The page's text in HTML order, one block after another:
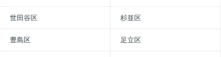
世田谷区 杉並区
豊島区 足立区